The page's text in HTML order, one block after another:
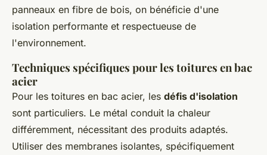
panneaux en fibre de bois, on bénéficie d'une
isolation performante et respectueuse de
l'environnement.
Techniques spécifiques pour les toitures en bac
acier
Pour les toitures en bac acier, les défis d'isolation
sont particuliers. Le métal conduit la chaleur
différemment, nécessitant des produits adaptés.
Utiliser des membranes isolantes, spécifiquement